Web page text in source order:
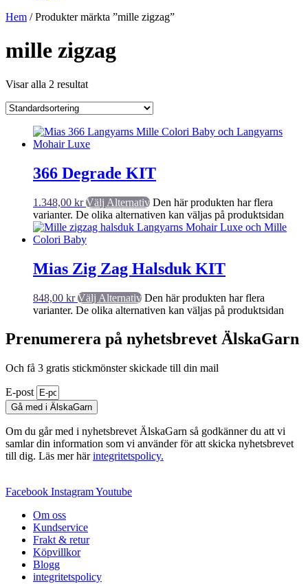
Hem / Produkter märkta ”mille zigzag”
mille zigzag
Visar alla 2 resultat
366 Degrade KIT
1.348,00 kr Välj Alternativ Den här produkten har flera
varianter. De olika alternativen kan väljas på produktsidan
Mias Zig Zag Halsduk KIT
848,00 kr Välj Alternativ Den här produkten har flera
varianter. De olika alternativen kan väljas på produktsidan
Prenumerera på nyhetsbrevet ÄlskaGarn
Och få 3 gratis stickmönster skickade till din mail
E-post
Gå med i ÄlskaGarn
Om du går med i nyhetsbrevet ÄlskaGarn så godkänner du att vi
samlar din information som vi använder för att skicka nyhetsbrevet
till dig. Läs mer härintegritetspolicy.
Facebook InstagramYoutube
Om oss
Kundservice
Frakt & retur
Köpvillkor
Blogg
integritetspolicy